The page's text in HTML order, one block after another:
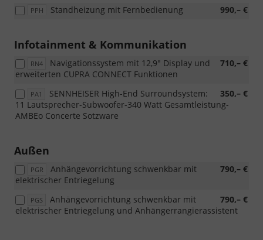
PPH 990,– €
Standheizung mit Fernbedienung
Infotainment & Kommunikation
RN4 710,– €
Navigationssystem mit 12,9" Display und
erweiterten CUPRA CONNECT Funktionen
PA1 350,– €
SENNHEISER High-End Surroundsystem:
11 Lautsprecher-Subwoofer-340 Watt Gesamtleistung-
AMBEo Concerte Sotzware
Außen
PGR 790,– €
Anhängevorrichtung schwenkbar mit
elektrischer Entriegelung
PGS 790,– €
Anhängevorrichtung schwenkbar mit
elektrischer Entriegelung und Anhängerrangierassistent